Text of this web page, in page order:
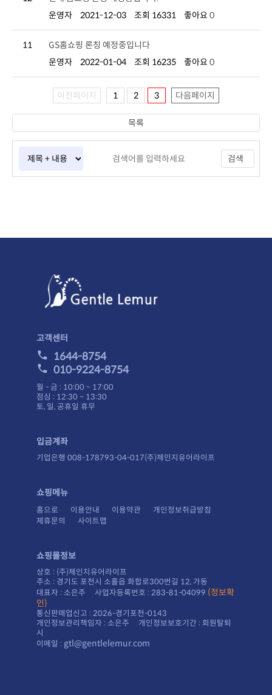
운영자
2021-12-03 조회 16331 좋아요 0
11
GS홈쇼핑 론칭 예정중입니다
운영자
2022-01-04 조회 16235 좋아요 0
이전페이지 1 2 3 다음페이지
검색
목록
고객센터
1644-8754
010-9224-8754
월 - 금 : 10:00 ~ 17:00
점심 : 12:30 ~ 13:30
토, 일, 공휴일 휴무
입금계좌
기업은행 008-178793-04-017(주)체인지유어라이프
쇼핑메뉴
홈으로 이용안내 이용약관
개인정보취급방침
제휴문의
사이트맵
쇼핑몰정보
상호 : (주)체인지유어라이프
주소 : 경기도 포천시 소홀읍 화합로300번길 12, 가동
대표자 : 소은주 사업자등록번호 : 283-81-04099
인)
통신판매업신고 : 2026-경기포천-0143
시
이메일 : gtl@gentlelemur.com